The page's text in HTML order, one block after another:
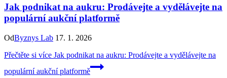
Jak podnikat na aukru: Prodávejte a vydělávejte na
populární aukční platformě
OdByznys Lab 17. 1. 2026
Přečtěte si více Jak podnikat na aukru: Prodávejte a vydělávejte na
populární aukční platformě